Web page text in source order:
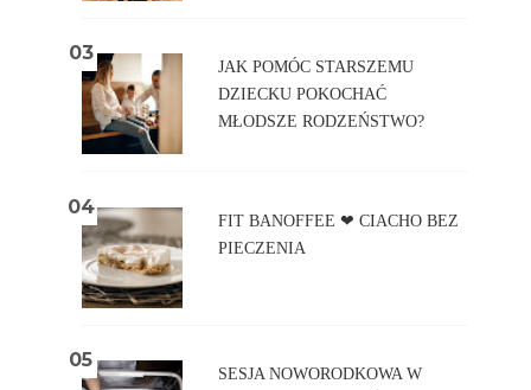
JAK POMÓC STARSZEMU
DZIECKU POKOCHAĆ
MŁODSZE RODZEŃSTWO?
FIT BANOFFEE ❤ CIACHO BEZ
PIECZENIA
SESJA NOWORODKOWA W